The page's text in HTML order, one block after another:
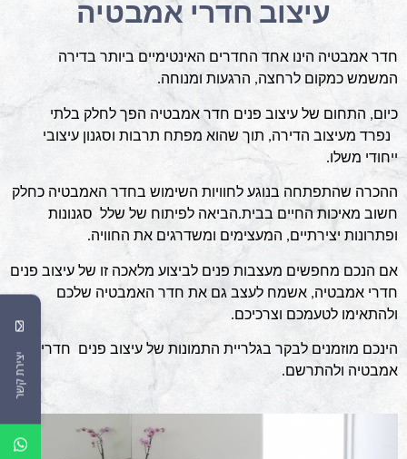
עיצוב חדרי אמבטיה
חדר אמבטיה הינו אחד החדרים האינטימיים ביותר בדירה
המשמש כמקום לרחצה, הרגעות ומנוחה.
כיום, התחום של עיצוב פנים חדר אמבטיה הפך לחלק בלתי
נפרד מעיצוב הדירה, תוך שהוא מפתח תרבות וסגנון עיצובי
ייחודי משלו.
ההכרה שהתפתחה בנוגע לחוויות השימוש בחדר האמבטיה כחלק
חשוב מאיכות החיים בבית.הביאה לפיתוח של שלל סגנונות
ופתרונות יצירתיים, המעצימים ומשדרגים את החוויה.
אם הנכם מחפשים מעצבות פנים לביצוע מלאכה זו של עיצוב פנים
חדרי אמבטיה, אשמח לעצב גם את חדר האמבטיה שלכם
ולהתאימו לטעמכם וצרכיכם.
הינכם מוזמנים לבקר בגלריית התמונות של עיצוב פנים חדרי
אמבטיה ולהתרשם.
יצירת קשר